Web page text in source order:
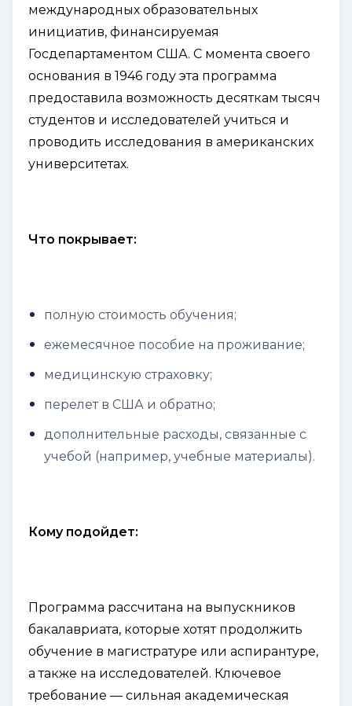
международных образовательных
инициатив, финансируемая
Госдепартаментом США. С момента своего
основания в 1946 году эта программа
предоставила возможность десяткам тысяч
студентов и исследователей учиться и
проводить исследования в американских
университетах.
Что покрывает:
полную стоимость обучения;
ежемесячное пособие на проживание;
медицинскую страховку;
перелет в США и обратно;
дополнительные расходы, связанные с
учебой (например, учебные материалы).
Кому подойдет:
Программа рассчитана на выпускников
бакалавриата, которые хотят продолжить
обучение в магистратуре или аспирантуре,
а также на исследователей. Ключевое
требование — сильная академическая